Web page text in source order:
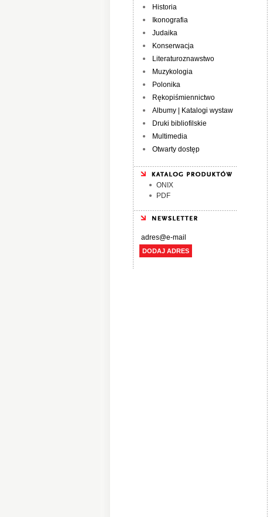
Historia
Ikonografia
Judaika
Konserwacja
Literaturoznawstwo
Muzykologia
Polonika
Rękopiśmiennictwo
Albumy | Katalogi wystaw
Druki bibliofilskie
Multimedia
Otwarty dostęp
ONIX
PDF
DODAJ ADRES